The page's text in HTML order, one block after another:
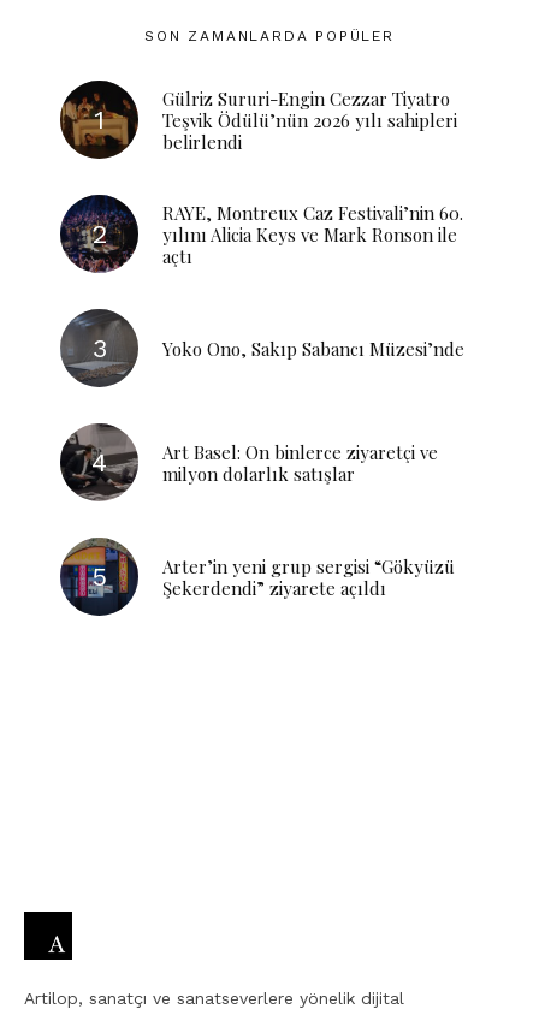
SON ZAMANLARDA POPÜLER
Gülriz Sururi-Engin Cezzar Tiyatro
Teşvik Ödülü’nün 2026 yılı sahipleri
belirlendi
RAYE, Montreux Caz Festivali’nin 60.
yılını Alicia Keys ve Mark Ronson ile
açtı
Yoko Ono, Sakıp Sabancı Müzesi’nde
Art Basel: On binlerce ziyaretçi ve
milyon dolarlık satışlar
Arter’in yeni grup sergisi “Gökyüzü
Şekerdendi” ziyarete açıldı
Artilop, sanatçı ve sanatseverlere yönelik dijital